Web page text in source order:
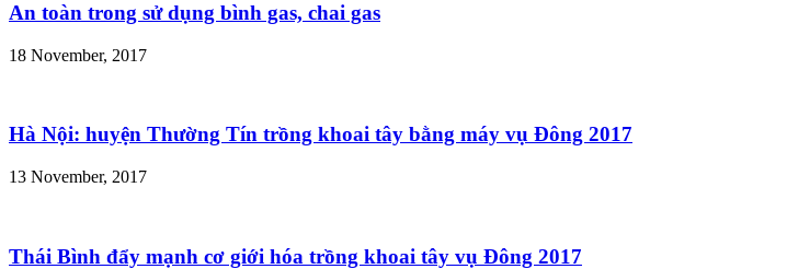
An toàn trong sử dụng bình gas, chai gas
18 November, 2017
Hà Nội: huyện Thường Tín trồng khoai tây bằng máy vụ Đông 2017
13 November, 2017
Thái Bình đẩy mạnh cơ giới hóa trồng khoai tây vụ Đông 2017